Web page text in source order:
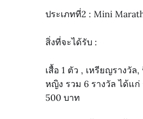
ประเภทที่2 : Mini
สิ่งที่จะได้รับ :
เสื้อ 1 ตัว , เหรียญรางวั
หญิง รวม 6 รางวัล ได้แก่
500 บาท